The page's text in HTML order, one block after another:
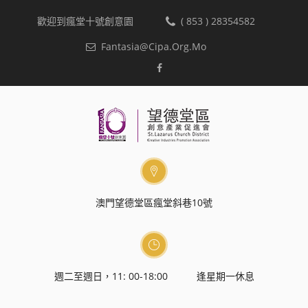
歡迎到瘋堂十號創意園
( 853 ) 28354582
Fantasia@cipa.org.mo
澳門望德堂區瘋堂斜巷10號
週二至週日，11: 00-18:00 逢星期一休息